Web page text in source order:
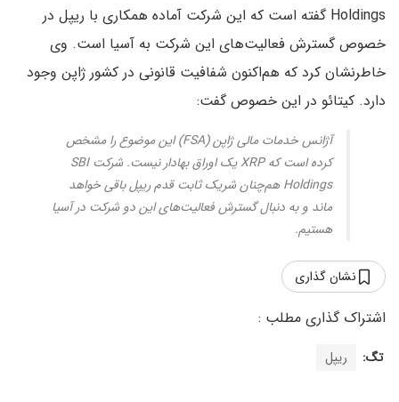
Holdings گفته است که این شرکت آماده همکاری با ریپل در
خصوص گسترش فعالیت‌های این شرکت به آسیا است. وی
خاطرنشان کرد که هم‌اکنون شفافیت قانونی در کشور ژاپن وجود
دارد. کیتائو در این خصوص گفت:
آژانس خدمات مالی ژاپن (FSA) این موضوع را مشخص
کرده است که XRP یک اوراق بهادار نیست. شرکت SBI
Holdings هم‌چنان شریک ثابت قدم ریپل باقی خواهد
ماند و به دنبال گسترش فعالیت‌های این دو شرکت در آسیا
هستیم.
نشان گذاری
تگ: ریپل